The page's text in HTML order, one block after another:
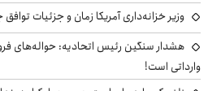
وزیر خزانه‌داری آمریکا زمان و جزئیات توافق
هشدار سنگین رئیس اتحادیه: حواله‌های
وارداتی است!